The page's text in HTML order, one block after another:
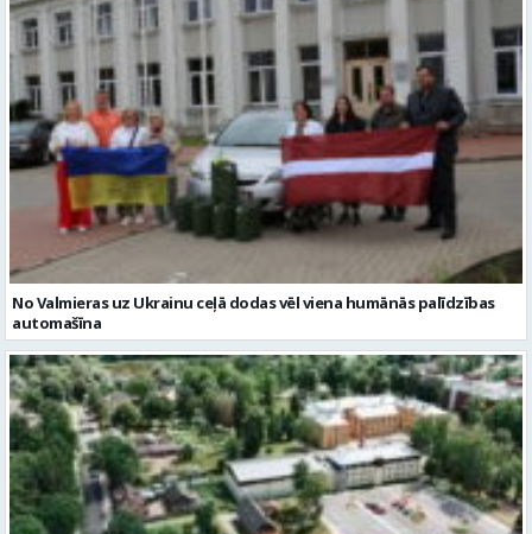
No Valmieras uz Ukrainu ceļā dodas vēl viena humānās palīdzības
automašīna